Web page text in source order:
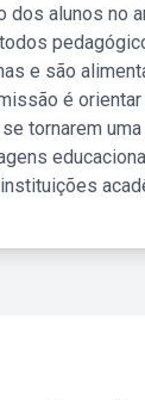
dos alunos no
e são
é
tornarem